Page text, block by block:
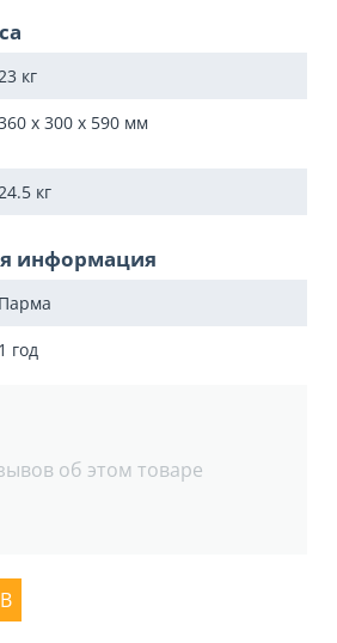
23 кг
x 300 x 590 мм
24.5 кг
информация
Парма
1 год
об этом товаре